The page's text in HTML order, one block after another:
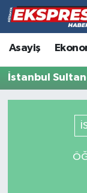
Asayiş
İstanbul
Altıntaş
Asayiş
Hava
Trafik
Tüm
Son